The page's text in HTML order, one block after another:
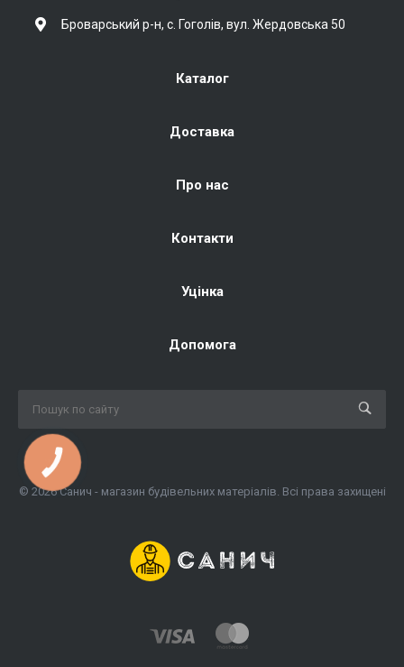
Броварський р-н, с. Гоголів, вул. Жердовська 50
Каталог
Доставка
Про нас
Контакти
Уцінка
Допомога
© 2026 Санич - магазин будівельних матеріалів. Всі права захищені
КНОПКА
ЗВ'ЯЗКУ